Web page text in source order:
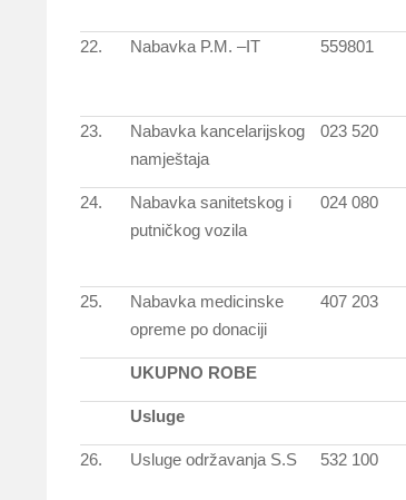
22. Nabavka P.M. –IT 559801
23.
Nabavka kancelarijskog
namještaja
023 520
24.
Nabavka sanitetskog i
putničkog vozila
024 080
25.
Nabavka medicinske
opreme po donaciji
407 203
UKUPNO ROBE
Usluge
26. Usluge održavanja S.S 532 100